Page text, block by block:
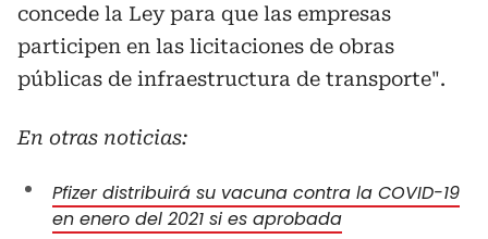
concede la Ley para que las empresas
participen en las licitaciones de obras
públicas de infraestructura de transporte".
En otras noticias:
Pfizer distribuirá su vacuna contra la COVID-19
en enero del 2021 si es aprobada